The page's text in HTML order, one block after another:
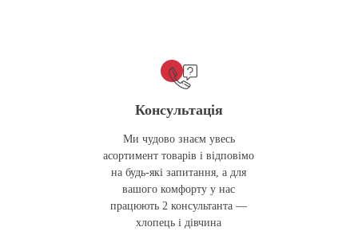
Консультація
Ми чудово знаєм увесь
асортимент товарів і відповімо
на будь-які запитання, а для
вашого комфорту у нас
працюють 2 консультанта —
хлопець і дівчина